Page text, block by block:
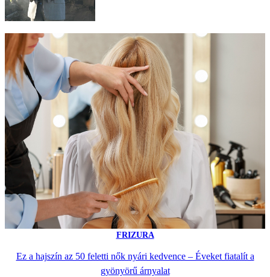
FRIZURA
Ez a hajszín az 50 feletti nők nyári kedvence – Éveket fiatalít a
gyönyörű árnyalat